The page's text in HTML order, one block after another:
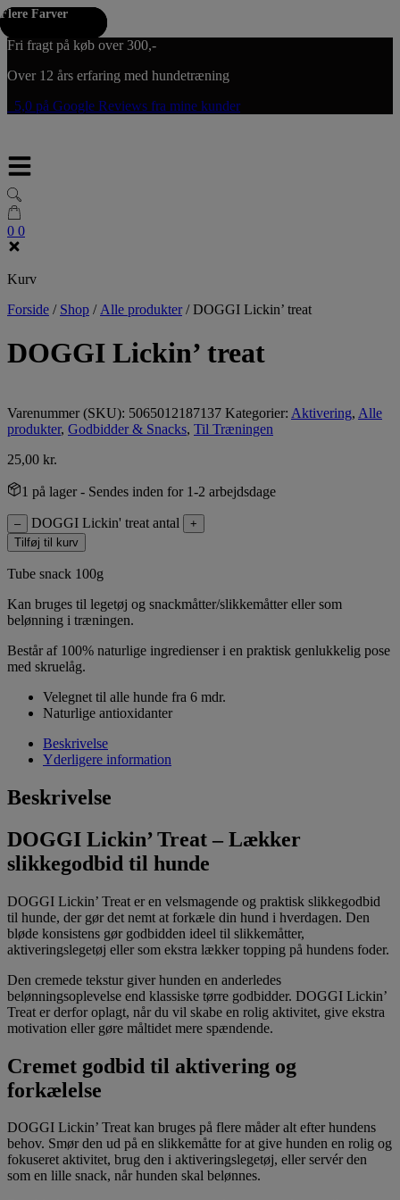
Hop til indholdet
Fri fragt på køb over 300,-
Over 12 års erfaring med hundetræning
5,0 på Google Reviews fra mine kunder
0 0
Kurv
Forside / Shop / Alle produkter /DOGGI Lickin’ treat
DOGGI Lickin’ treat
Varenummer (SKU): 5065012187137 Kategorier: Aktivering, Alle
produkter, Godbidder & Snacks, Til Træningen
25,00 kr.
1 på lager - Sendes inden for 1-2 arbejdsdage
– DOGGI Lickin' treat antal
+
Tilføj til kurv
Tube snack 100g
Kan bruges til legetøj og snackmåtter/slikkemåtter eller som
belønning i træningen.
Består af 100% naturlige ingredienser i en praktisk genlukkelig pose
med skruelåg.
Velegnet til alle hunde fra 6 mdr.
Naturlige antioxidanter
Beskrivelse
Yderligere information
Beskrivelse
DOGGI Lickin’ Treat – Lækker
slikkegodbid til hunde
DOGGI Lickin’ Treat er en velsmagende og praktisk slikkegodbid
til hunde, der gør det nemt at forkæle din hund i hverdagen. Den
bløde konsistens gør godbidden ideel til slikkemåtter,
aktiveringslegetøj eller som ekstra lækker topping på hundens foder.
Den cremede tekstur giver hunden en anderledes
belønningsoplevelse end klassiske tørre godbidder. DOGGI Lickin’
Treat er derfor oplagt, når du vil skabe en rolig aktivitet, give ekstra
motivation eller gøre måltidet mere spændende.
Cremet godbid til aktivering og
forkælelse
DOGGI Lickin’ Treat kan bruges på flere måder alt efter hundens
behov. Smør den ud på en slikkemåtte for at give hunden en rolig og
fokuseret aktivitet, brug den i aktiveringslegetøj, eller servér den
som en lille snack, når hunden skal belønnes.
Flere Farver
Flere Farver
Flere Farver